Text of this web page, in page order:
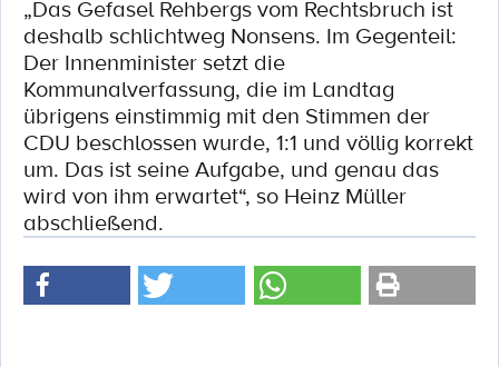
„Das Gefasel Rehbergs vom Rechtsbruch ist
deshalb schlichtweg Nonsens. Im Gegenteil:
Der Innenminister setzt die
Kommunalverfassung, die im Landtag
übrigens einstimmig mit den Stimmen der
CDU beschlossen wurde, 1:1 und völlig korrekt
um. Das ist seine Aufgabe, und genau das
wird von ihm erwartet“, so Heinz Müller
abschließend.